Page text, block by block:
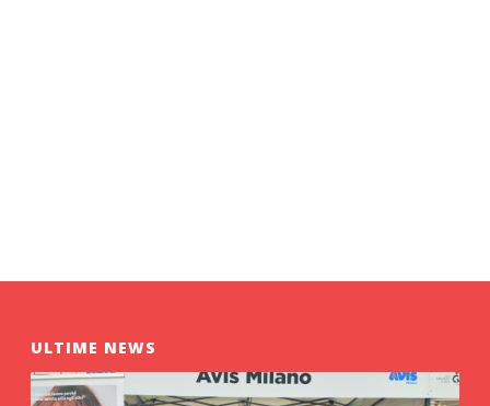
ULTIME NEWS